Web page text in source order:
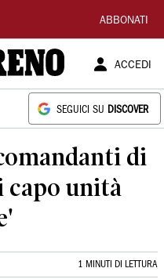
ABBONATI
ACCEDI
SEGUICI SU DISCOVER
di
capo unità
1 MINUTI DI LETTURA